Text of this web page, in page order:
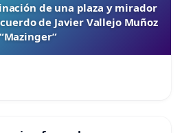
de una plaza y mirador
de Javier Vallejo Muñoz
“Mazinger”